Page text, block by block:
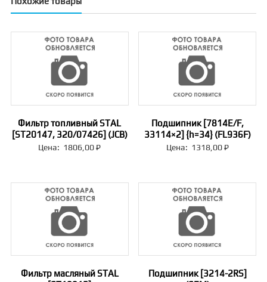
Фильтр топливный STAL
[ST20147, 320/07426] (JCB)
Цена: 1806,00₽
Подшипник [7814E/F,
33114×2] {h=34} (FL936F)
Цена: 1318,00₽
Фильтр масляный STAL
Подшипник [3214-2RS]